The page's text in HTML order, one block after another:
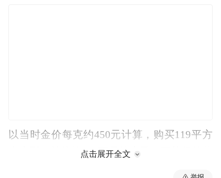
以当时金价每克约450元计算，购买119平方
米户型、总价约250万元的房子，可获得价值
点击展开全文